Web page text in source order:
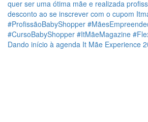
Dando início à agenda It Mãe Experience